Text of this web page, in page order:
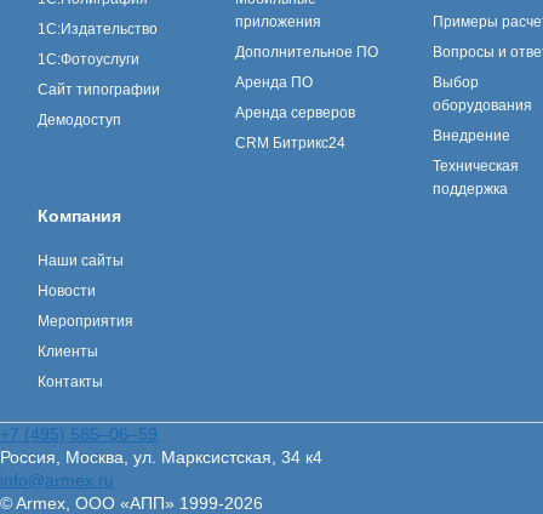
1С:Издательство
1С:Фотоуслуги
Сайт типографии
Демодоступ
приложения
Дополнительное ПО
Аренда ПО
Аренда серверов
CRM Битрикс24
Примеры
Вопросы и
Выбор
оборудования
Внедрение
Техническая
поддержка
Компания
Наши сайты
Новости
Мероприятия
Клиенты
Контакты
+7 (495) 585–06–59
Россия, Москва, ул. Марксистская, 34 к4
info@armex.ru
© Armex, ООО «АПП» 1999-2026